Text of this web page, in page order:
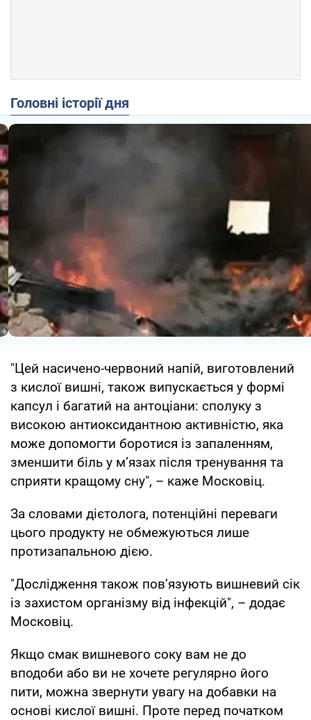
Головні історії дня
"Цей насичено-червоний напій, виготовлений
з кислої вишні, також випускається у формі
капсул і багатий на антоціани: сполуку з
високою антиоксидантною активністю, яка
може допомогти боротися із запаленням,
зменшити біль у м’язах після тренування та
сприяти кращому сну", – каже Московіц.
За словами дієтолога, потенційні переваги
цього продукту не обмежуються лише
протизапальною дією.
"Дослідження також пов’язують вишневий сік
із захистом організму від інфекцій", – додає
Московіц.
Якщо смак вишневого соку вам не до
вподоби або ви не хочете регулярно його
пити, можна звернути увагу на добавки на
основі кислої вишні. Проте перед початком